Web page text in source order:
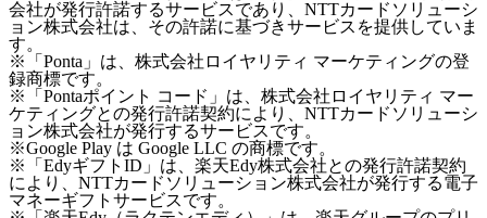
会社が発行許諾するサービスであり、NTTカードソリューシ
ョン株式会社は、その許諾に基づきサービスを提供していま
す。
※「Ponta」は、株式会社ロイヤリティ マーケティングの登
録商標です。
※「Pontaポイント コード」は、株式会社ロイヤリティ マー
ケティングとの発行許諾契約により、NTTカードソリューシ
ョン株式会社が発行するサービスです。
※Google Play は Google LLC の商標です。
※「EdyギフトID」は、楽天Edy株式会社との発行許諾契約
により、NTTカードソリューション株式会社が発行する電子
マネーギフトサービスです。